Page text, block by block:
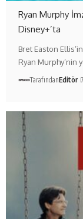
Ryan Murphy
Disney+’ta
Bret Easton
Ryan Murphy’nin
TarafındanEditör